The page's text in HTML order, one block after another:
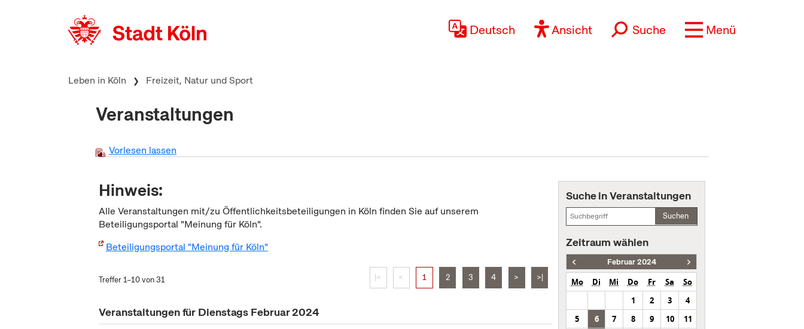
Deutsch Ansicht Suche Menü
Leben in Köln Freizeit, Natur und Sport
Veranstaltungen
Vorlesen lassen
Hinweis:
Alle Veranstaltungen mit/zu Öffentlichkeitsbeteiligungen in Köln finden Sie auf unserem
Beteiligungsportal "Meinung für Köln".
Beteiligungsportal "Meinung für Köln"
Treffer 1–10 von 31 |< < 1 2 3 4 > >|
Veranstaltungen für Dienstags Februar 2024
Suche in Veranstaltungen
Suchen
Zeitraum wählen
Februar 2024
Mo Di Mi Do Fr Sa
So
1
2 3
4
5
6 7 8 9 10
11